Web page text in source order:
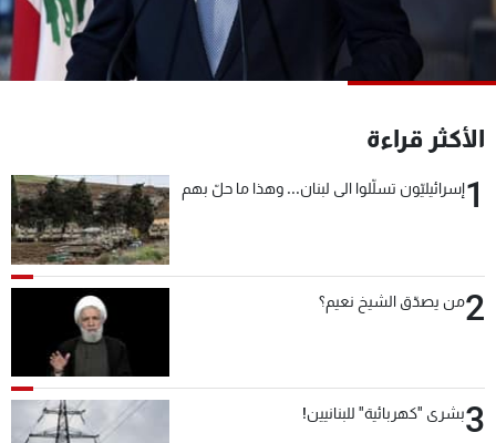
الأكثر قراءة
1إسرائيليّون تسلّلوا الى لبنان... وهذا ما حلّ بهم
2من يصدّق الشيخ نعيم؟
3بشرى "كهربائية" للبنانيين!
الإنـتـاج
تواصل معنا